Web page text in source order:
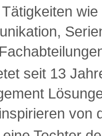
seit 13
von